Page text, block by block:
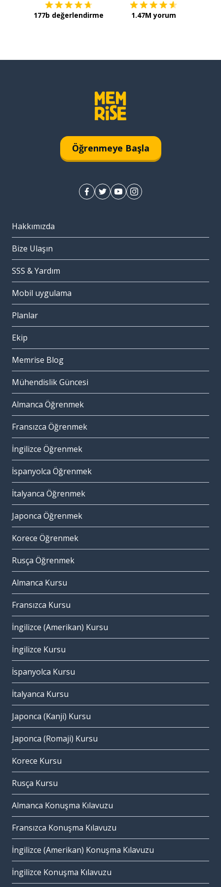
177b değerlendirme 1.47M yorum
Öğrenmeye Başla
Hakkımızda
Bize Ulaşın
SSS & Yardım
Mobil uygulama
Planlar
Ekip
Memrise Blog
Mühendislik Güncesi
Almanca Öğrenmek
Fransızca Öğrenmek
İngilizce Öğrenmek
İspanyolca Öğrenmek
İtalyanca Öğrenmek
Japonca Öğrenmek
Korece Öğrenmek
Rusça Öğrenmek
Almanca Kursu
Fransızca Kursu
İngilizce (Amerikan) Kursu
İngilizce Kursu
İspanyolca Kursu
İtalyanca Kursu
Japonca (Kanji) Kursu
Japonca (Romaji) Kursu
Korece Kursu
Rusça Kursu
Almanca Konuşma Kılavuzu
Fransızca Konuşma Kılavuzu
İngilizce (Amerikan) Konuşma Kılavuzu
İngilizce Konuşma Kılavuzu